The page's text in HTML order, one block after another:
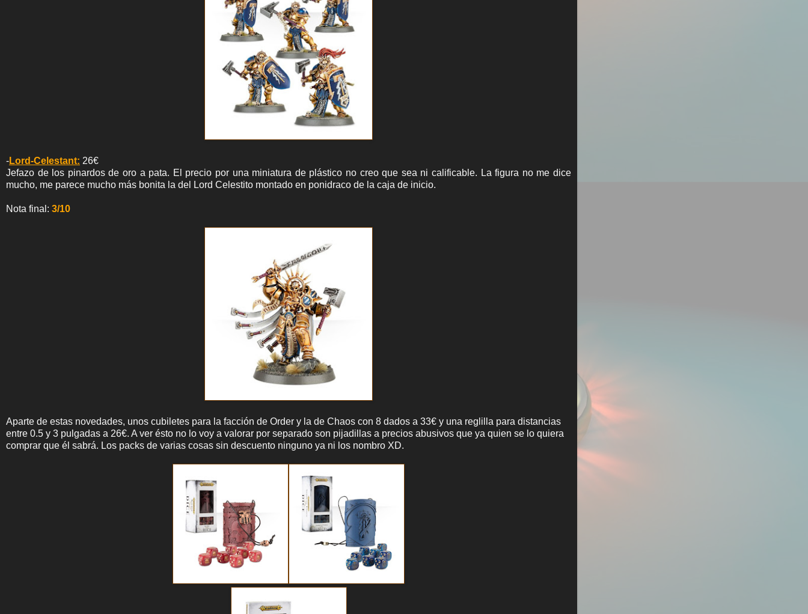
-Lord-Celestant: 26€
Jefazo de los pinardos de oro a pata. El precio por una miniatura de plástico no creo que sea ni calificable. La figura no me dice
mucho, me parece mucho más bonita la del Lord Celestito montado en ponidraco de la caja de inicio.
Nota final: 3/10
Aparte de estas novedades, unos cubiletes para la facción de Order y la de Chaos con 8 dados a 33€ y una reglilla para distancias
entre 0.5 y 3 pulgadas a 26€. A ver ésto no lo voy a valorar por separado son pijadillas a precios abusivos que ya quien se lo quiera
comprar que él sabrá. Los packs de varias cosas sin descuento ninguno ya ni los nombro XD.